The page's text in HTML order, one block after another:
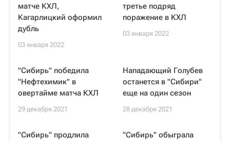
матче КХЛ,
Кагарлицкий оформил
дубль
03 января 2022
третье подряд
поражение в КХЛ
03 января 2022
"Сибирь" победила
"Нефтехимик" в
овертайме матча КХЛ
29 декабря 2021
Нападающий Голубев
останется в "Сибири"
еще на один сезон
28 декабря 2021
"Сибирь" продлила
"Сибирь" обыграла